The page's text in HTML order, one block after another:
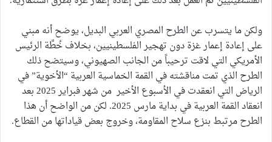
ولكن ما يتسرب عن الطرح المصري العربي البديل، يوضح أنه مبني
على إعادة إعمار غزة دون تهجير الفلسطينيين، بخلاف خُطَّة الرئيس
الأمريكي التي لاقت ترحيباً من الجانب الصهيوني، وسيتضح ذلك
الطرح الذي تمت مناقشته في القمة الخماسية العربية “الأخوية” في
الرياض التي انعقدت في الأسبوع الأخير من شهر فبراير 2025 بعد
انعقاد القمة العربية في بداية مارس 2025. لكن من الواضح أن هذا
الطرح مرتبط بنزع سلاح المقاومة، وخروج بعض قياداتها من القطاع.